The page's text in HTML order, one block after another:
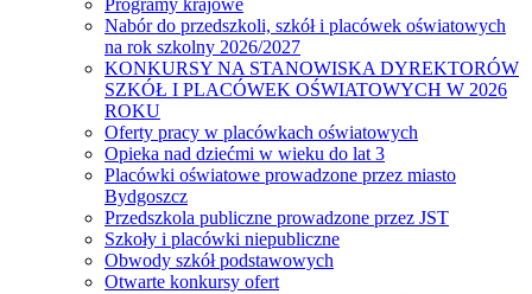
Programy krajowe
Nabór do przedszkoli, szkół i placówek oświatowych
na rok szkolny 2026/2027
KONKURSY NA STANOWISKA DYREKTORÓW
SZKÓŁ I PLACÓWEK OŚWIATOWYCH W 2026
ROKU
Oferty pracy w placówkach oświatowych
Opieka nad dziećmi w wieku do lat 3
Placówki oświatowe prowadzone przez miasto
Bydgoszcz
Przedszkola publiczne prowadzone przez JST
Szkoły i placówki niepubliczne
Obwody szkół podstawowych
Otwarte konkursy ofert